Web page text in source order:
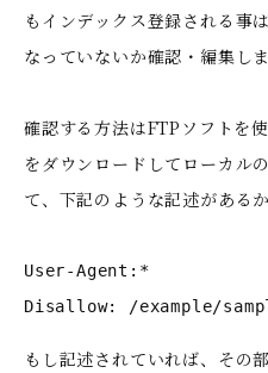
もインデックス登録される事
なっていないか確認・編集しま
確認する方法はFTPソフト
をダウンロードしてローカル
て、下記のような記述がある
User-Agent:*
Disallow: /example/
もし記述されていれば、そ